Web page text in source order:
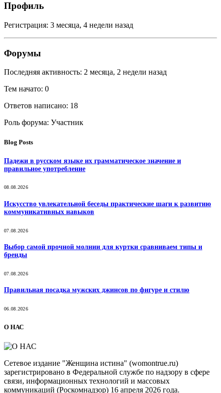
Профиль
Регистрация: 3 месяца, 4 недели назад
Форумы
Последняя активность: 2 месяца, 2 недели назад
Тем начато: 0
Ответов написано: 18
Роль форума: Участник
Blog Posts
Падежи в русском языке их грамматическое значение и
правильное употребление
08.08.2026
Искусство увлекательной беседы практические шаги к развитию
коммуникативных навыков
07.08.2026
Выбор самой прочной молнии для куртки сравниваем типы и
бренды
07.08.2026
Правильная посадка мужских джинсов по фигуре и стилю
06.08.2026
О НАС
Сетевое издание "Женщина истина" (womontrue.ru)
зарегистрировано в Федеральной службе по надзору в сфере
связи, информационных технологий и массовых
коммуникаций (Роскомнадзор) 16 апреля 2026 года.